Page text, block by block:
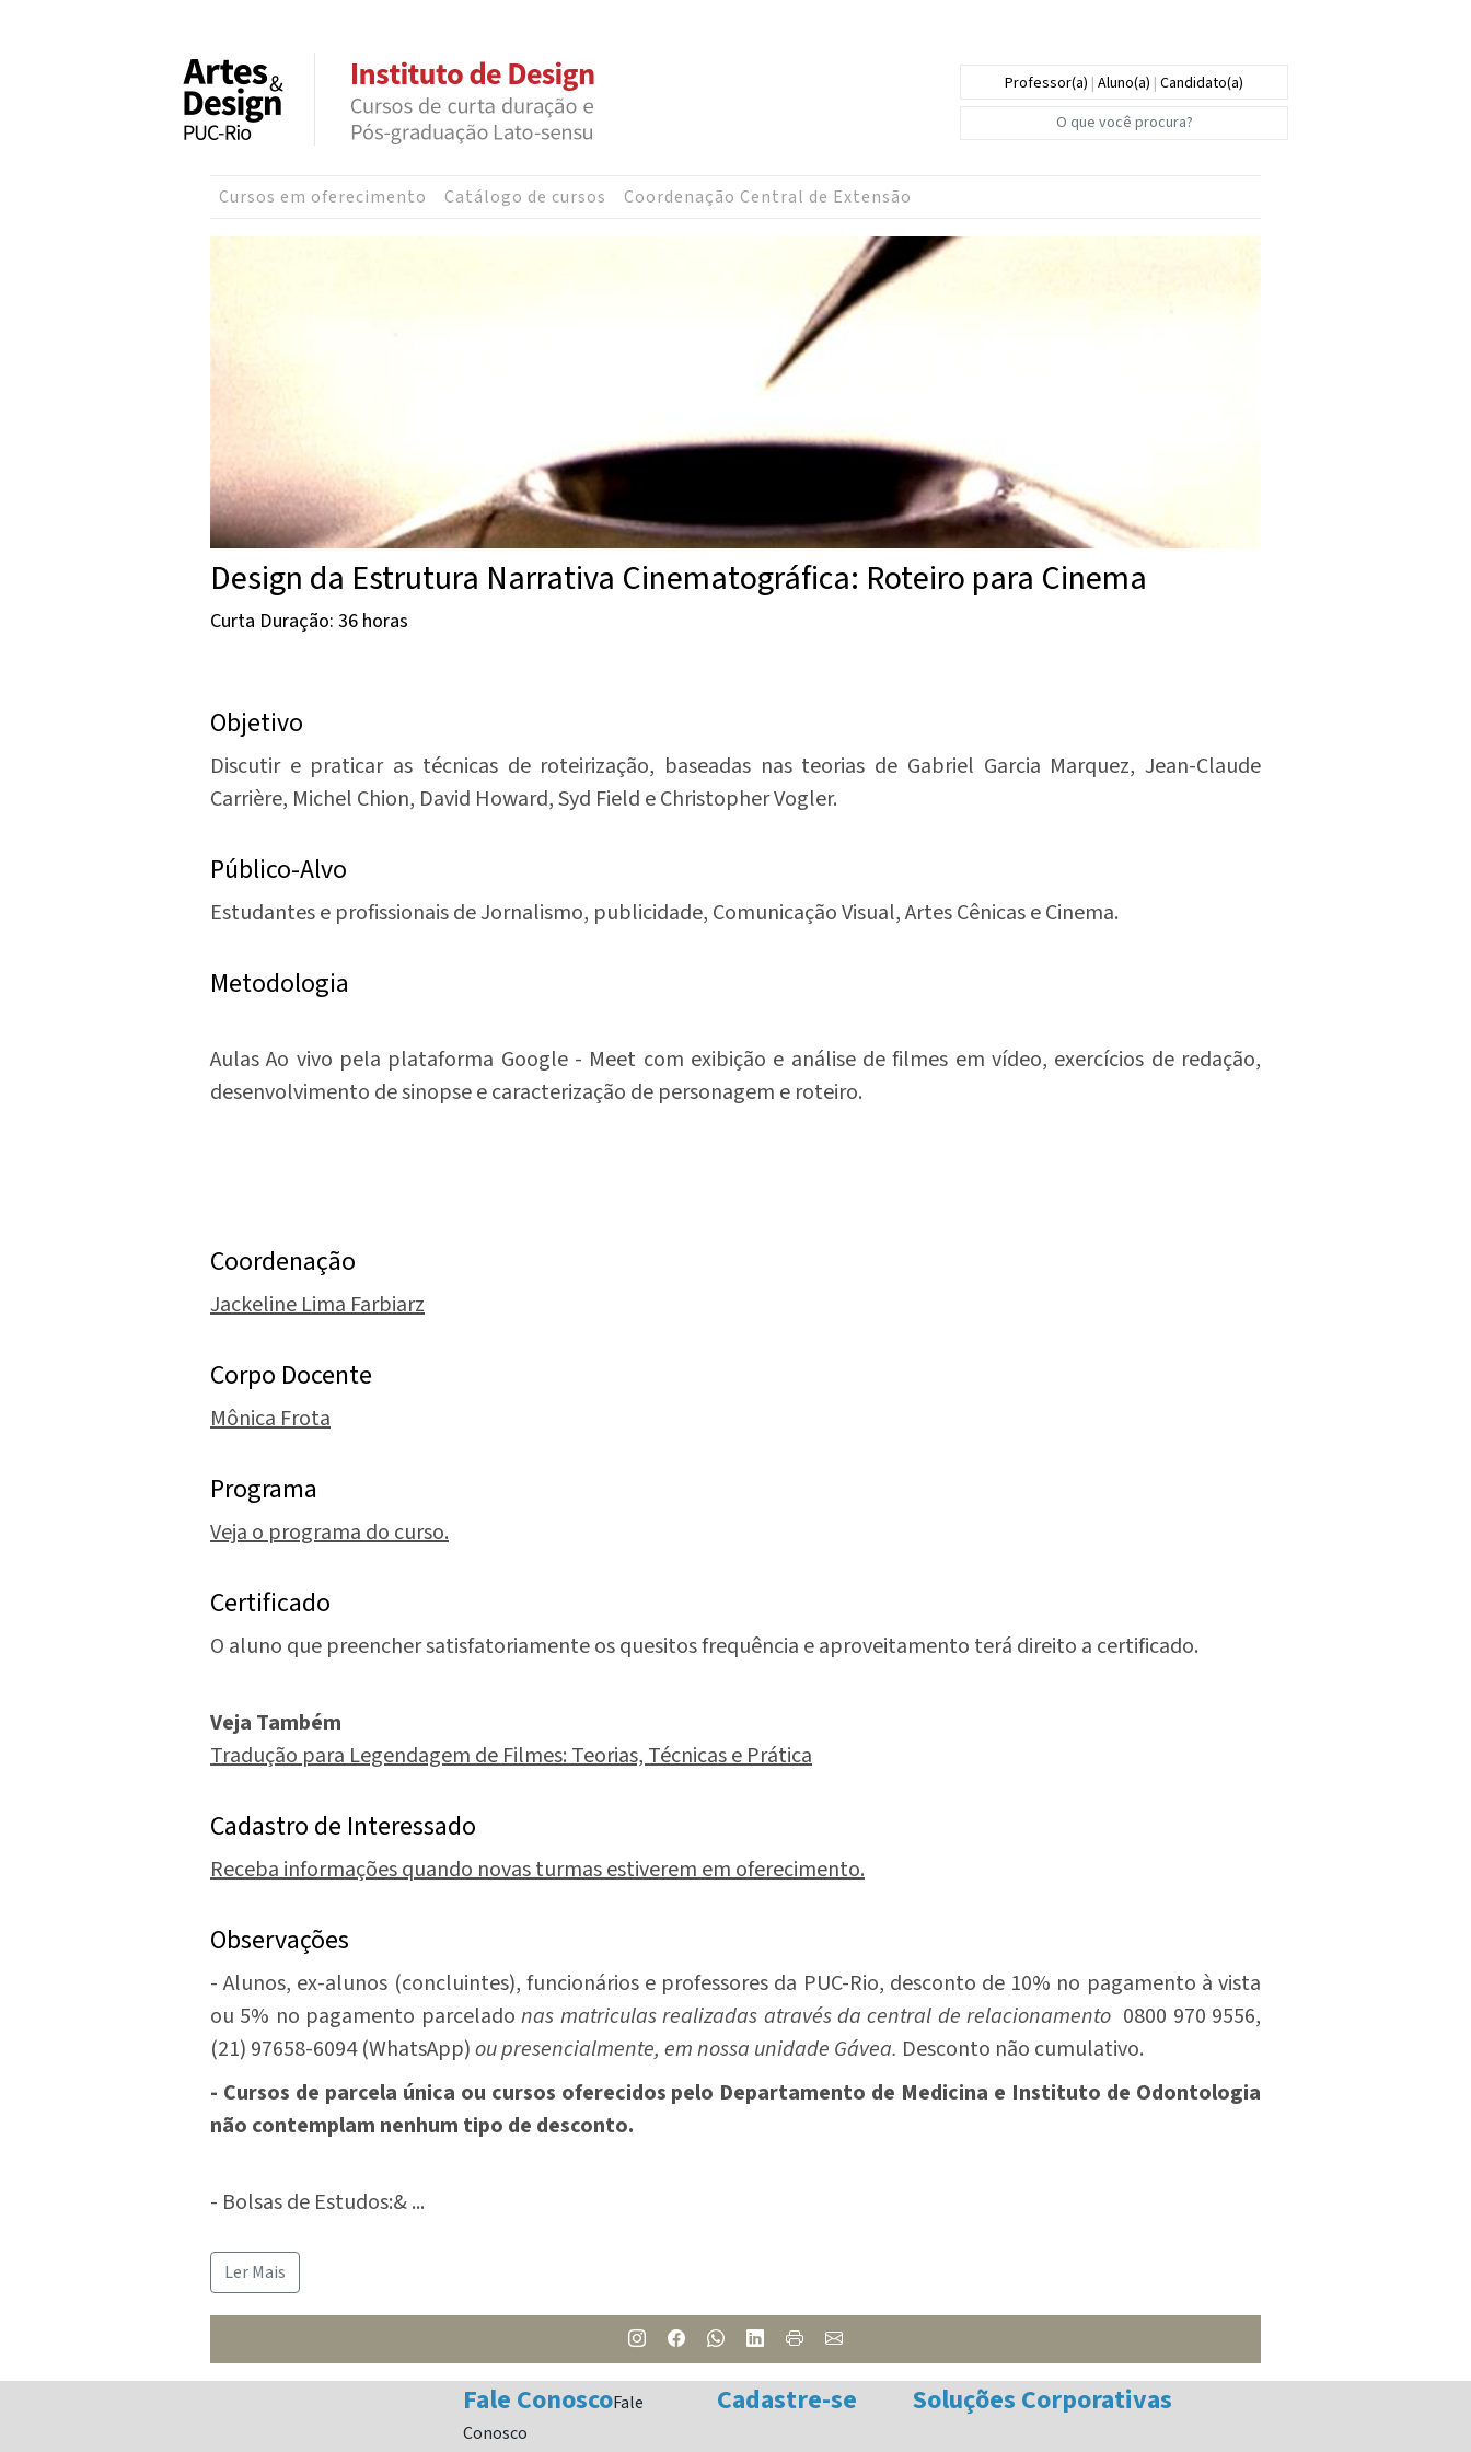
Professor(a) | Aluno(a) | Candidato(a)
Cursos em oferecimento Catálogo de cursos Coordenação Central de Extensão
Design da Estrutura Narrativa Cinematográfica: Roteiro para Cinema
Curta Duração: 36 horas
Objetivo
Discutir e praticar as técnicas de roteirização, baseadas nas teorias de Gabriel Garcia Marquez, Jean-Claude
Carrière, Michel Chion, David Howard, Syd Field e Christopher Vogler.
Público-Alvo
Estudantes e profissionais de Jornalismo, publicidade, Comunicação Visual, Artes Cênicas e Cinema.
Metodologia
Aulas Ao vivo pela plataforma Google - Meet com exibição e análise de filmes em vídeo, exercícios de redação,
desenvolvimento de sinopse e caracterização de personagem e roteiro.
Coordenação
Jackeline Lima Farbiarz
Corpo Docente
Mônica Frota
Programa
Veja o programa do curso.
Certificado
O aluno que preencher satisfatoriamente os quesitos frequência e aproveitamento terá direito a certificado.
Veja Também
Tradução para Legendagem de Filmes: Teorias, Técnicas e Prática
Cadastro de Interessado
Receba informações quando novas turmas estiverem em oferecimento.
Observações
- Alunos, ex-alunos (concluintes), funcionários e professores da PUC-Rio, desconto de 10% no pagamento à vista
ou 5% no pagamento parceladonas matriculas realizadas através da central de relacionamento 0800 970 9556,
(21) 97658-6094 (WhatsApp)ou presencialmente, em nossa unidade Gávea. Desconto não cumulativo.
- Cursos de parcela única ou cursos oferecidos pelo Departamento de Medicina e Instituto de Odontologia
não contemplam nenhum tipo de desconto.
- Bolsas de Estudos:&...
Ler Mais
Fale ConoscoFale
Conosco
Cadastre-se Soluções Corporativas